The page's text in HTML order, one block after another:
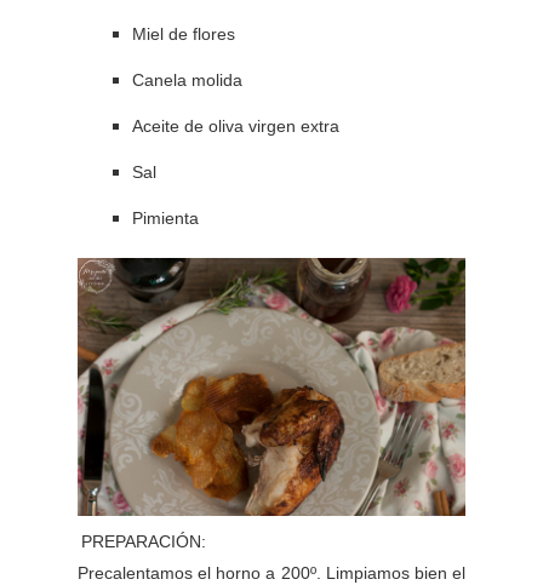
Miel de flores
Canela molida
Aceite de oliva virgen extra
Sal
Pimienta
PREPARACIÓN:
Precalentamos el horno a 200º. Limpiamos bien el